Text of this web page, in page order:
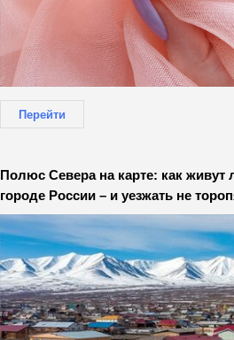
Перейти
Полюс Севера на карте: как
городе России – и уезжать не